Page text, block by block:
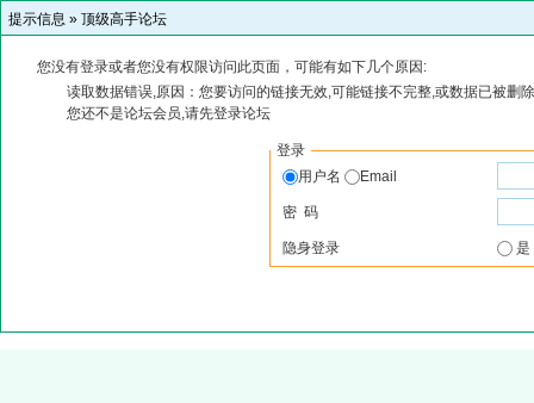
提示信息 » 顶级高手论坛
您没有登录或者您没有权限访问此页面，可能有如下几个原因:
读取数据错误,原因：您要访问的链接无效,可能链接不完整,或数据已被删
您还不是论坛会员,请先登录论坛
登录
用户名
Email
密 码
隐身登录